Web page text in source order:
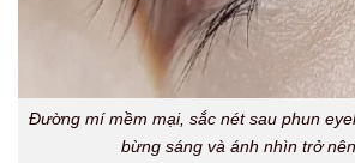
Đường mí mềm mại, sắc nét sau phun
bừng sáng và ánh nhìn trở